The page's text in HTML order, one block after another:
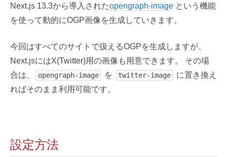
Next.js 13.3から導入されたopengraph-image という機能
を使って動的にOGP画像を生成していきます。
今回はすべてのサイトで扱えるOGPを生成しますが、
Next.jsにはX(Twitter)用の画像も用意できます。 その場
合は、
opengraph-image を twitter-image
に置き換え
ればそのまま利用可能です。
設定方法